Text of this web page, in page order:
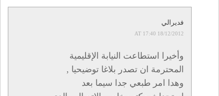
التأهيلي
فديرالي
18/12/2012 AT 17:40
وأخيرا استطاعت النيابة الإقليمية
المحترمة ان تصدر بلاغا توضيحيا ,
وهدا امر طبعي جدا سيما بعد